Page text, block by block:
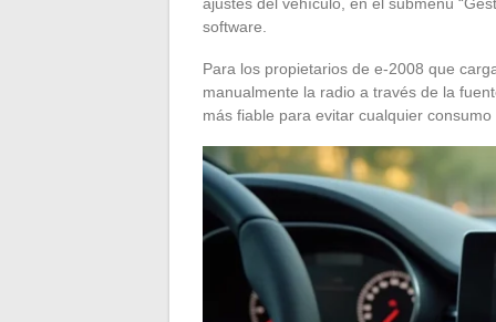
ajustes del vehículo, en el submenú
software.
Para los propietarios de e-2008 que
manualmente la radio a través de la
más fiable para evitar cualquier